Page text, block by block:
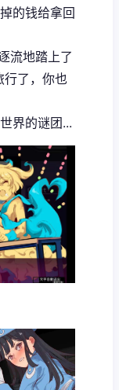
的钱给拿回
流地踏上了
行了，你也
界的谜团...